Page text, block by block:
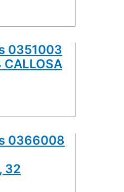
0351003
CALLOSA
0366008
32